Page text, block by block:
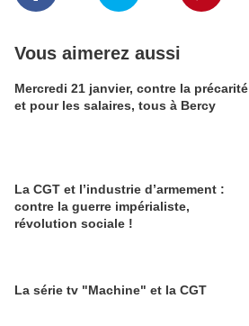
Vous aimerez aussi
Mercredi 21 janvier, contre la précarité
et pour les salaires, tous à Bercy
La CGT et l’industrie d’armement :
contre la guerre impérialiste,
révolution sociale !
La série tv "Machine" et la CGT